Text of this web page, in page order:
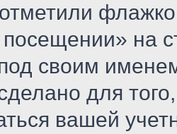
на
под своим
для
вашей